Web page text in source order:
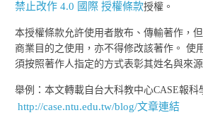
禁止改作 4.0 國際 授權條款授權。
本授權條款允許使用者散布、傳輸著作，
商業目的之使用，亦不得修改該著作。 使
須按照著作人指定的方式表彰其姓名與來源
舉例：本文轉載自台大科教中心CASE報科
http://case.ntu.edu.tw/blog/文章連結